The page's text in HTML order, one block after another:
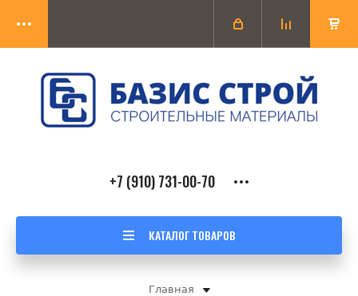
+7 (910) 731-00-70
КАТАЛОГ ТОВАРОВ
Главная